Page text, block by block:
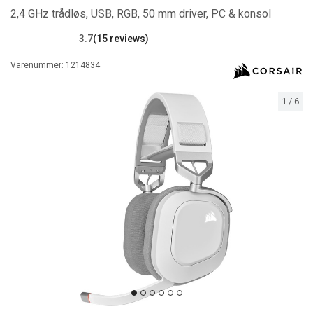
1 / 6
2,4 GHz trådløs, USB, RGB, 50 mm driver, PC & konsol
3.7(15 reviews)
Varenummer: 1214834